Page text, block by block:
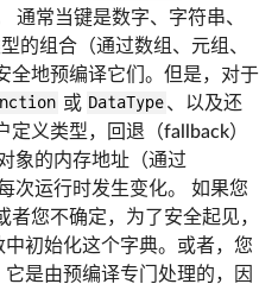
通常当键是数字、字符串、
的组合（通过数组、元组、
全地预编译它们。但是，对于
或 DataType、以及还
义类型，回退（fallback）
象的内存地址（通过
次运行时发生变化。 如果您
您不确定，为了安全起见，
中初始化这个字典。或者，您
它是由预编译专门处理的，因